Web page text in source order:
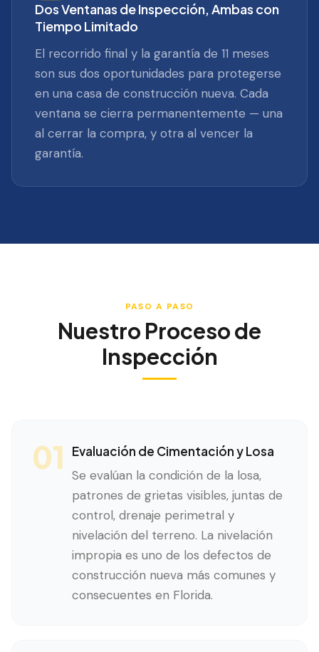
Dos Ventanas de Inspección, Ambas con
Tiempo Limitado
El recorrido final y la garantía de 11 meses
son sus dos oportunidades para protegerse
en una casa de construcción nueva. Cada
ventana se cierra permanentemente — una
al cerrar la compra, y otra al vencer la
garantía.
PASO A PASO
Nuestro Proceso de
Inspección
01
Evaluación de Cimentación y Losa
Se evalúan la condición de la losa,
patrones de grietas visibles, juntas de
control, drenaje perimetral y
nivelación del terreno. La nivelación
impropia es uno de los defectos de
construcción nueva más comunes y
consecuentes en Florida.